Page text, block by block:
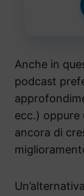
Anche in
podcast
ecc.) oppure
ancora di